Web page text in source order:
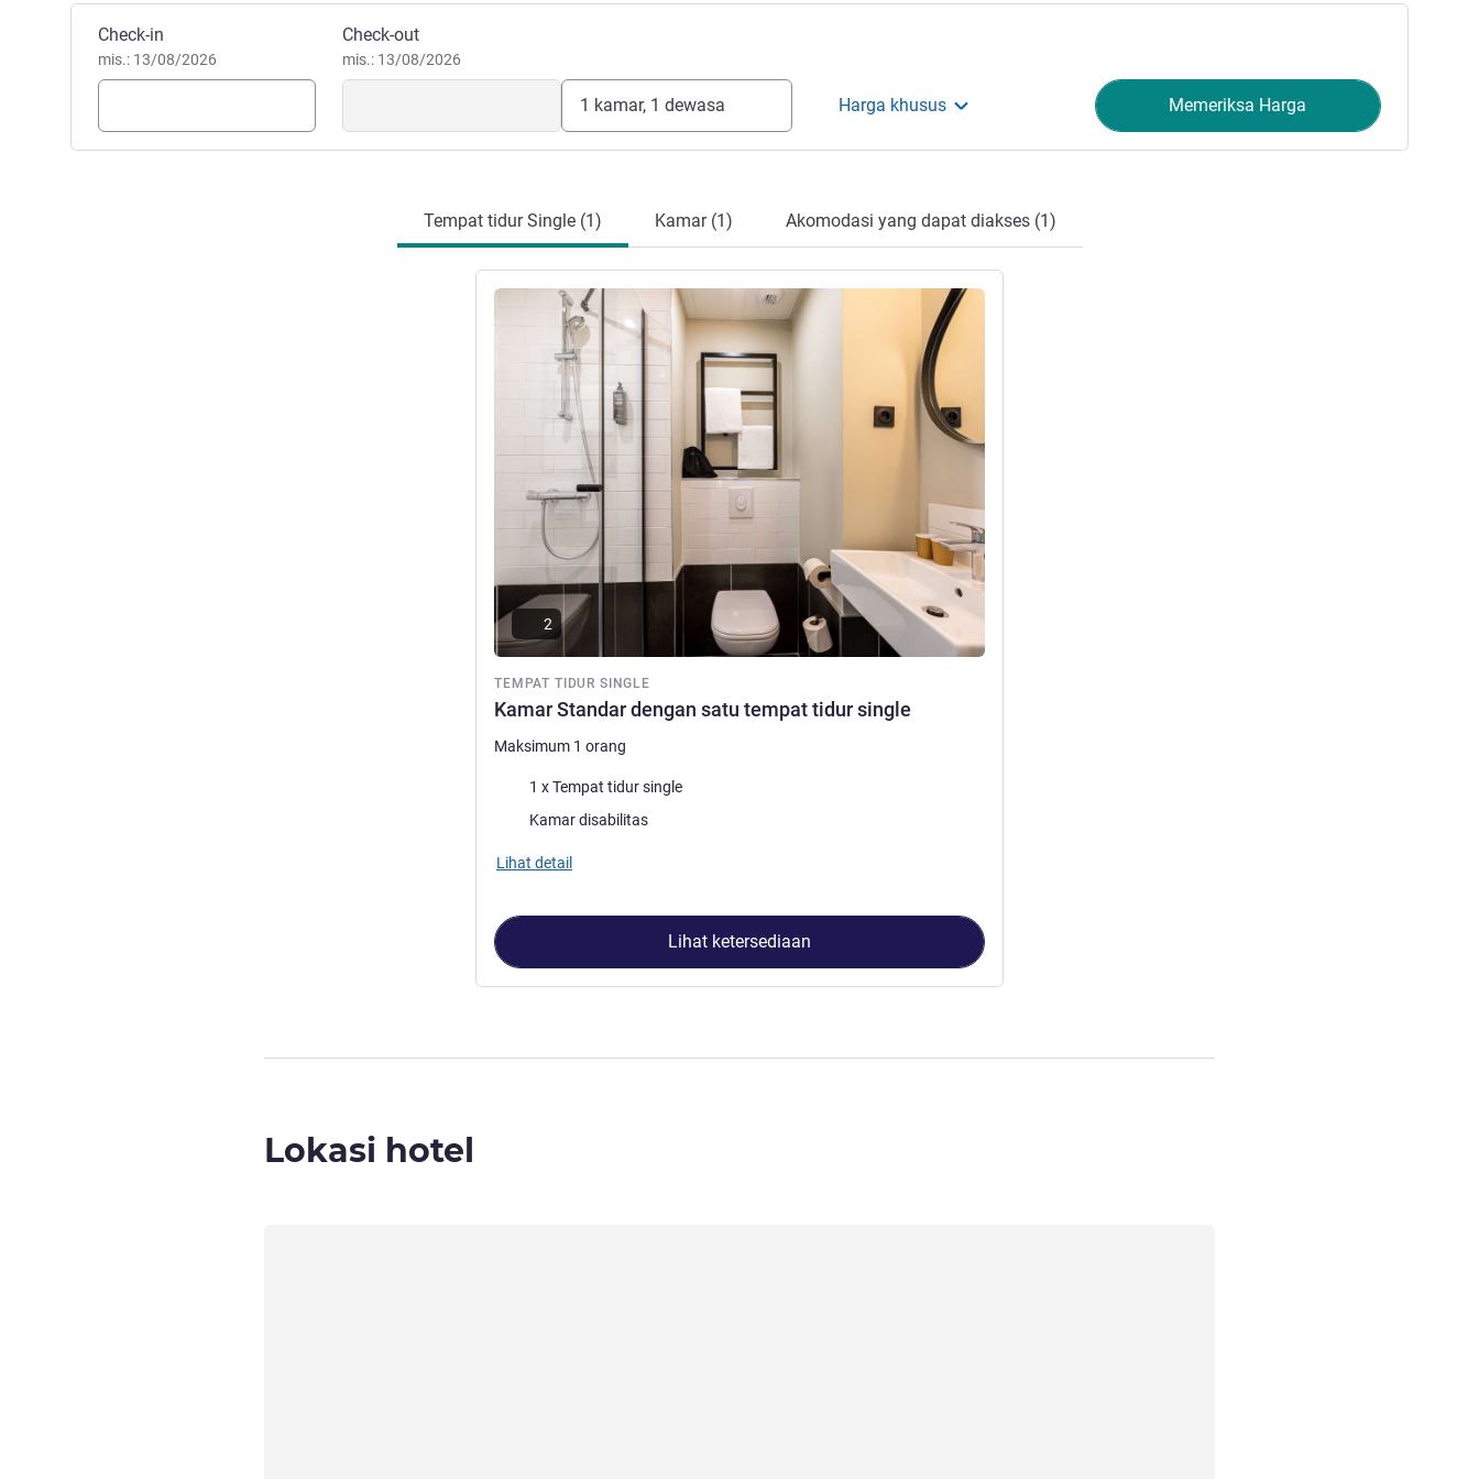
Pesan hotel ini
Check-in
mis.: 13/08/2026
Check-out
mis.: 13/08/2026
1 kamar, 1 dewasa Harga khusus Memeriksa Harga
Tempat tidur Single (1) Kamar (1) Akomodasi yang dapat diakses (1)
TEMPAT TIDUR SINGLE
Kamar Standar dengan satu tempat tidur single
Lihat detail
2
Maksimum 1 orang
Selimut1 x Tempat tidur single
Kamar disabilitas
Lihat detail
Lihat ketersediaan
Lokasi hotel